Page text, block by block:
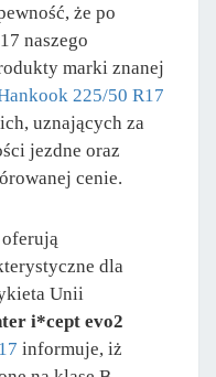
że po
naszego
marki znanej
225/50 R17
uznających za
jezdne oraz
cenie.
dla
Unii
i*cept evo2
informuje, iż